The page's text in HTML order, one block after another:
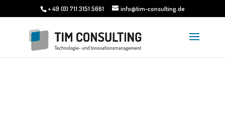
+ 49 (0) 711 3151 5661 info@tim-consulting.de